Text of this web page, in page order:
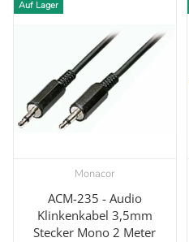
Auf Lager
Monacor
ACM-235 - Audio
Klinkenkabel 3,5mm
Stecker Mono 2 Meter